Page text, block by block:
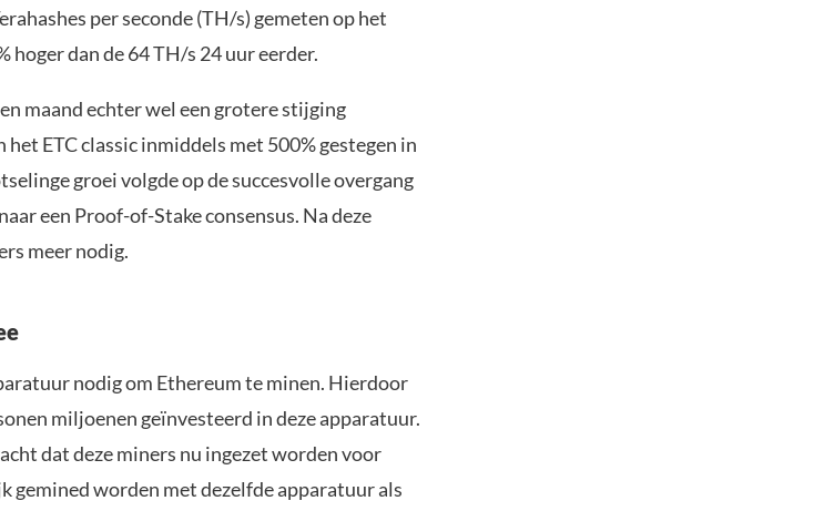
per seconde (TH/s) gemeten op het
hoger dan de 64 TH/s 24 uur eerder.
maand echter wel een grotere stijging
het ETC classic inmiddels met 500% gestegen in
groei volgde op de succesvolle overgang
een Proof-of-Stake consensus. Na deze
meer nodig.
nodig om Ethereum te minen. Hierdoor
miljoenen geïnvesteerd in deze apparatuur.
dat deze miners nu ingezet worden voor
gemined worden met dezelfde apparatuur als